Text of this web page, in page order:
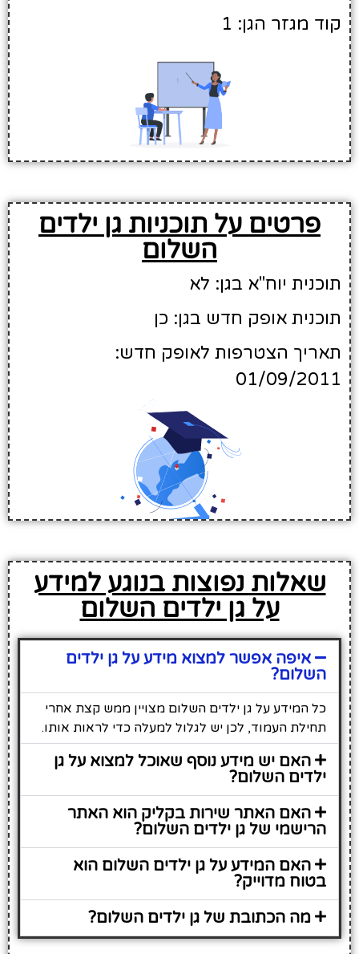
קוד מגזר הגן: 1
פרטים על תוכניות גן ילדים
השלום
תוכנית יוח"א בגן: לא
תוכנית אופק חדש בגן: כן
תאריך הצטרפות לאופק חדש:
01/09/2011
שאלות נפוצות בנוגע למידע
על גן ילדים השלום
איפה אפשר למצוא מידע על גן ילדים
השלום?
כל המידע על גן ילדים השלום מצויין ממש קצת אחרי
תחילת העמוד, לכן יש לגלול למעלה כדי לראות אותו.
האם יש מידע נוסף שאוכל למצוא על גן
ילדים השלום?
האם האתר שירות בקליק הוא האתר
הרישמי של גן ילדים השלום?
האם המידע על גן ילדים השלום הוא
בטוח מדוייק?
מה הכתובת של גן ילדים השלום?